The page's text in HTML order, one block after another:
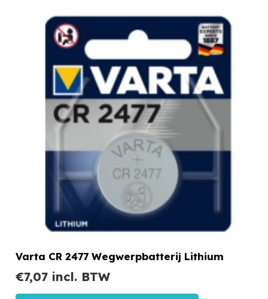
Varta CR 2477 Wegwerpbatterij Lithium
€7,07incl. BTW